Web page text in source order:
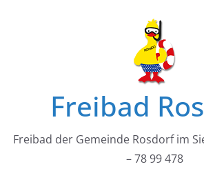
Freibad
Freibad der Gemeinde Rosdorf im
– 78 99 478